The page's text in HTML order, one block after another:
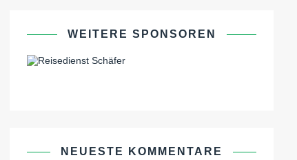
WEITERE SPONSOREN
NEUESTE KOMMENTARE